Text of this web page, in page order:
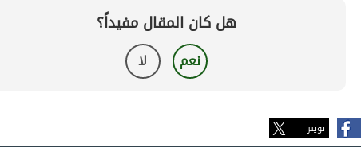
هل كان المقال مفيداً؟
نعم لا
تويتر